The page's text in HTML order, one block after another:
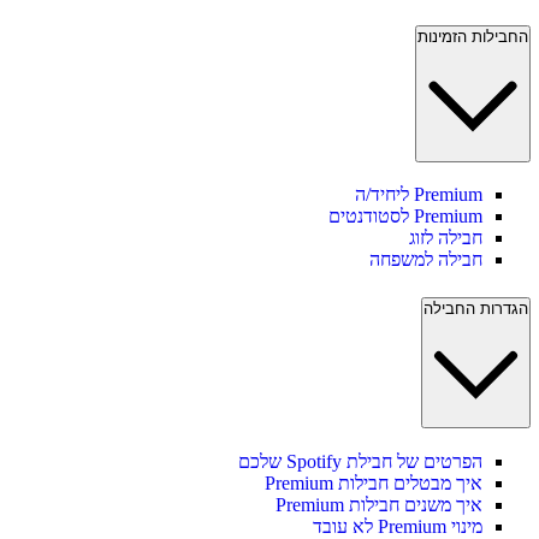
החבילות הזמינות
Premium ליחיד/ה
Premium לסטודנטים
חבילה לזוג
חבילה למשפחה
הגדרות החבילה
הפרטים של חבילת Spotify שלכם
איך מבטלים חבילות Premium
איך משנים חבילות Premium
מינוי Premium לא עובד